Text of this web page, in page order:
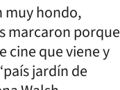
muy hondo,
marcaron porque
cine que viene y
jardín de